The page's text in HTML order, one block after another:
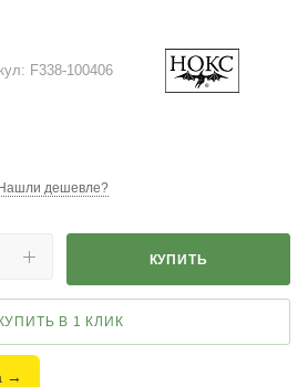
F338-100406
Нашли дешевле?
КУПИТЬ
КУПИТЬ В 1 КЛИК
→